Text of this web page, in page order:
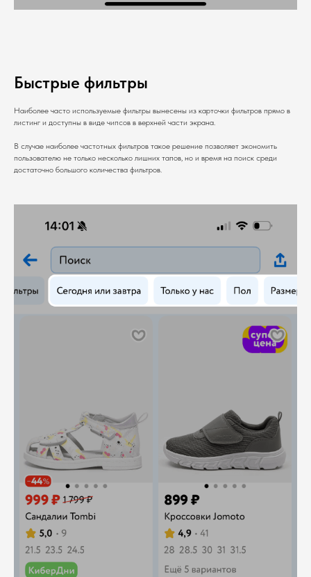
Быстрые фильтры
Наиболее часто используемые фильтры вынесены из карточки фильтров прямо в
листинг и доступны в виде чипсов в верхней части экрана.
В случае наиболее частотных фильтров такое решение позволяет экономить
пользователю не только несколько лишних тапов, но и время на поиск среди
достаточно большого количества фильтров.